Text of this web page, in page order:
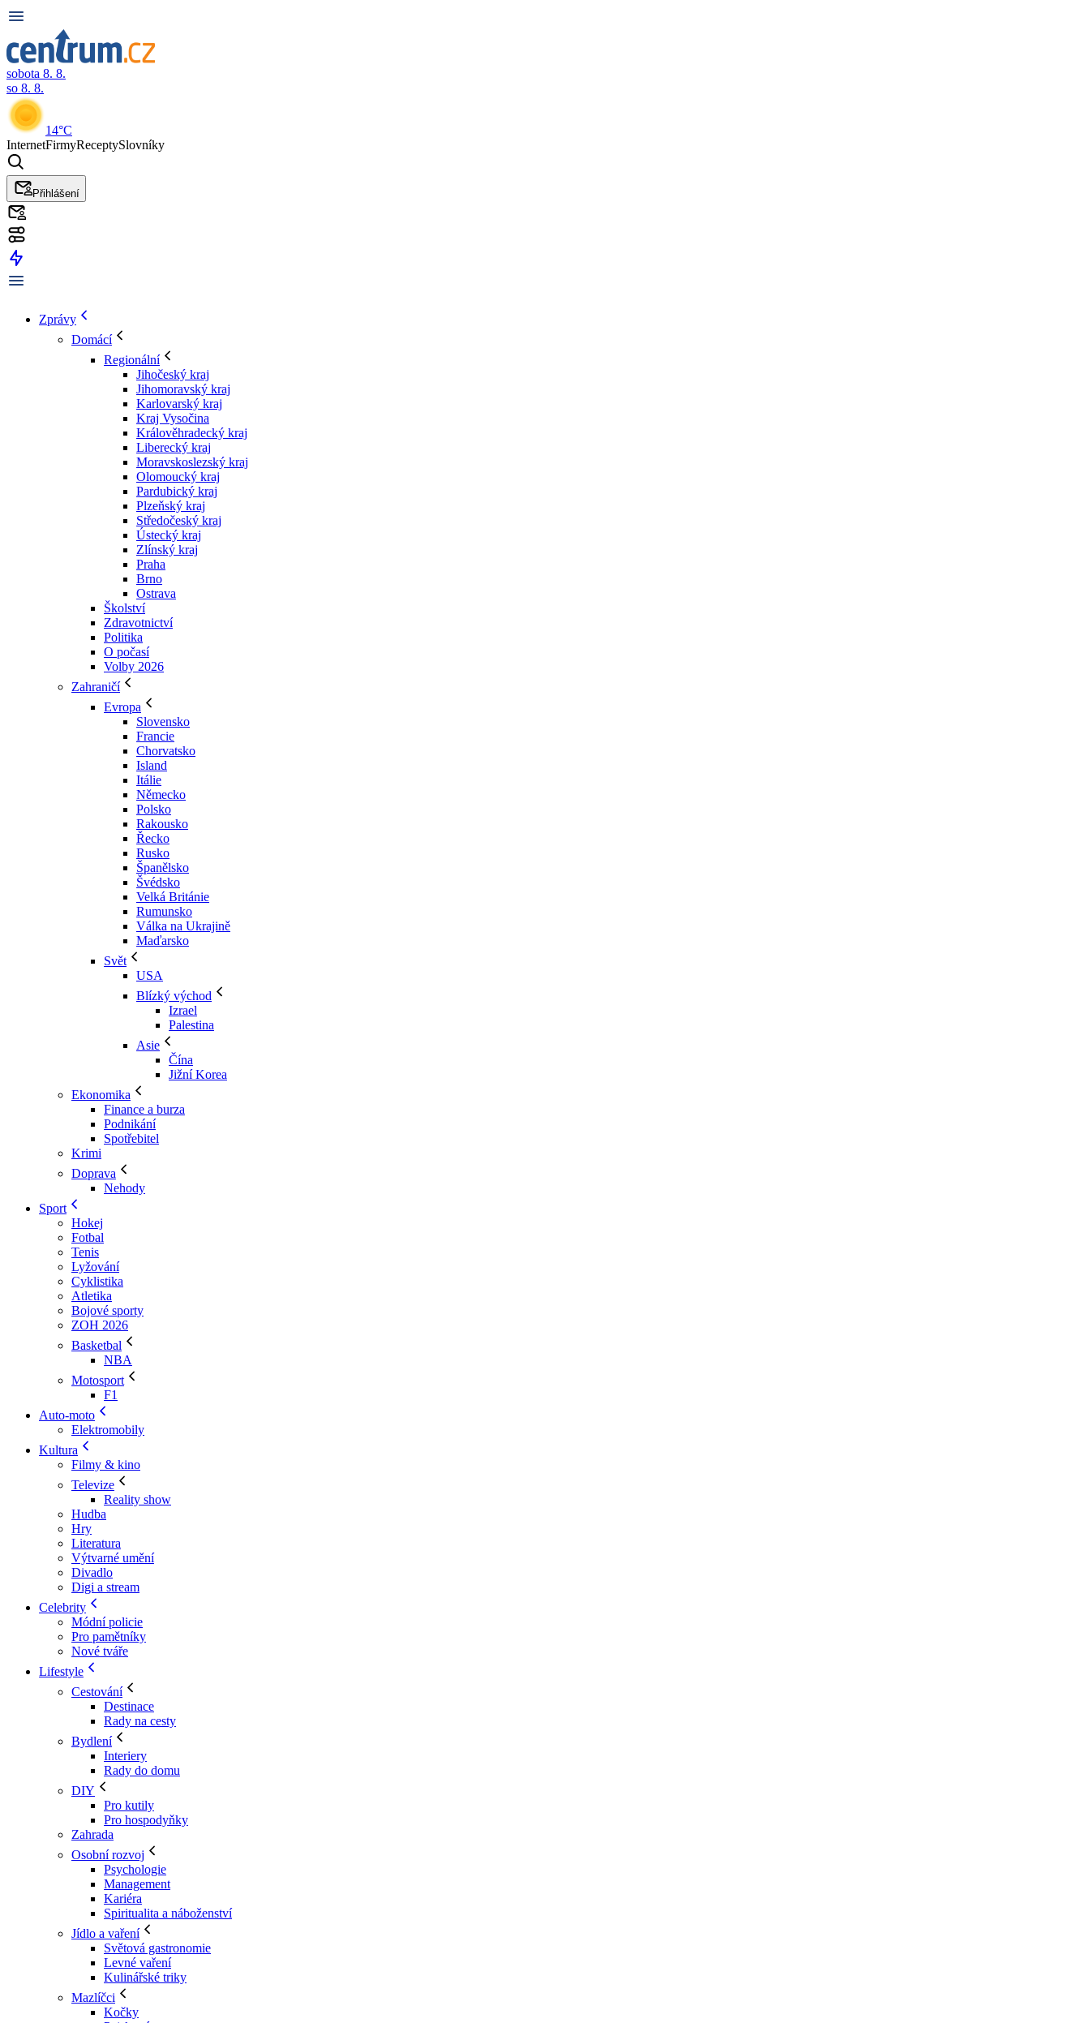
sobota 8. 8.
so 8. 8.
14°C
InternetFirmyReceptySlovníky
Přihlášení
Zprávy
Domácí
Regionální
Jihočeský kraj
Jihomoravský kraj
Karlovarský kraj
Kraj Vysočina
Králověhradecký kraj
Liberecký kraj
Moravskoslezský kraj
Olomoucký kraj
Pardubický kraj
Plzeňský kraj
Středočeský kraj
Ústecký kraj
Zlínský kraj
Praha
Brno
Ostrava
Školství
Zdravotnictví
Politika
O počasí
Volby 2026
Zahraničí
Evropa
Slovensko
Francie
Chorvatsko
Island
Itálie
Německo
Polsko
Rakousko
Řecko
Rusko
Španělsko
Švédsko
Velká Británie
Rumunsko
Válka na Ukrajině
Maďarsko
Svět
USA
Blízký východ
Izrael
Palestina
Asie
Čína
Jižní Korea
Ekonomika
Finance a burza
Podnikání
Spotřebitel
Krimi
Doprava
Nehody
Sport
Hokej
Fotbal
Tenis
Lyžování
Cyklistika
Atletika
Bojové sporty
ZOH 2026
Basketbal
NBA
Motosport
F1
Auto-moto
Elektromobily
Kultura
Filmy & kino
Televize
Reality show
Hudba
Hry
Literatura
Výtvarné umění
Divadlo
Digi a stream
Celebrity
Módní policie
Pro pamětníky
Nové tváře
Lifestyle
Cestování
Destinace
Rady na cesty
Bydlení
Interiery
Rady do domu
DIY
Pro kutily
Pro hospodyňky
Zahrada
Osobní rozvoj
Psychologie
Management
Kariéra
Spiritualita a náboženství
Jídlo a vaření
Světová gastronomie
Levné vaření
Kulinářské triky
Mazlíčci
Kočky